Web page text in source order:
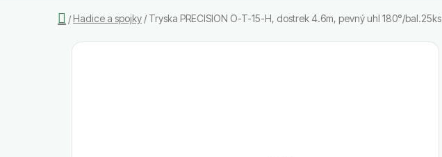
Domov
/ Hadice a spojky / Tryska PRECISION O-T-15-H, dostrek 4.6m, pevný uhl 180°/bal.25ks